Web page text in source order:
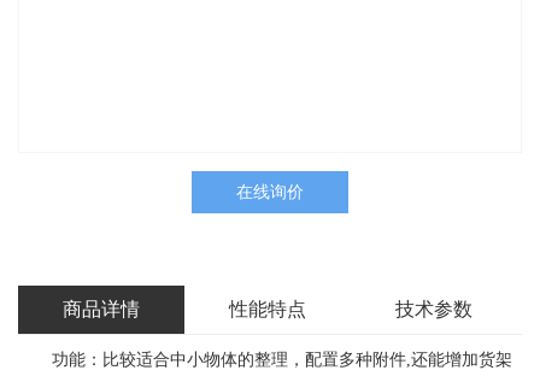
在线询价
商品详情 性能特点 技术参数
功能：比较适合中小物体的整理，配置多种附件,还能增加货架